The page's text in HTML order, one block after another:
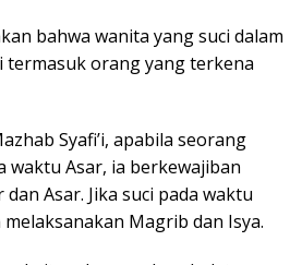
bahwa wanita yang suci dalam
termasuk orang yang terkena
Syafi’i, apabila seorang
waktu Asar, ia berkewajiban
Asar. Jika suci pada waktu
Magrib dan Isya.